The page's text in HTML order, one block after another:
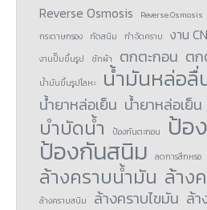
Reverse Osmosis Reverse Osmosis
กระดาษกรอง กัดสนิม กำจัดคราบ งาน
งานปั๊มขึ้นรูป
ซักผ้า ตกตะกอน ตก
น้ำมันขึ้นรูปโลหะ
น้ำมันหล่อลื่
น้ำยาหล่อเย็น น้ำยาหล่อเย็น
บำบัดน้ำ
ป้องกันตะกอน ป้อ
ป้องกันสนิม ลดการสึกหรอ
ล้างคราบน้ำมัน ล้าง
ล้างคราบสนิม ล้างคราบไขมัน ล้า